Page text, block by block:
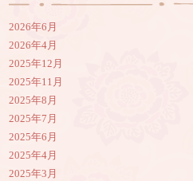
2026年6月
2026年4月
2025年12月
2025年11月
2025年8月
2025年7月
2025年6月
2025年4月
2025年3月